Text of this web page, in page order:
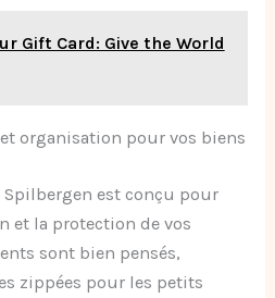
Gift Card: Give the World
organisation pour vos biens
Spilbergen est conçu pour
et la protection de vos
sont bien pensés,
zippées pour les petits